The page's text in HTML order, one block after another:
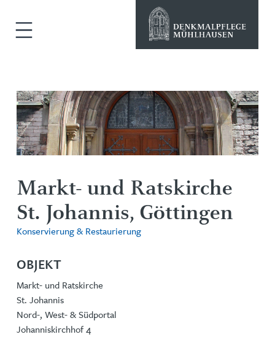
Markt- und Ratskirche
St. Johannis, Göttingen
Konservierung & Restaurierung
OBJEKT
Markt- und Ratskirche
St. Johannis
Nord-, West- & Südportal
Johanniskirchhof 4